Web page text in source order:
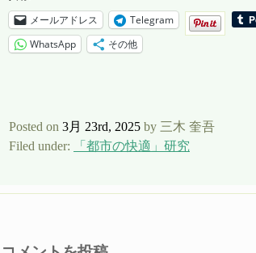
メールアドレス Telegram
WhatsApp
その他
Posted on 3月 23rd, 2025 by 三木 奎吾
Filed under:
「都市の快適」研究